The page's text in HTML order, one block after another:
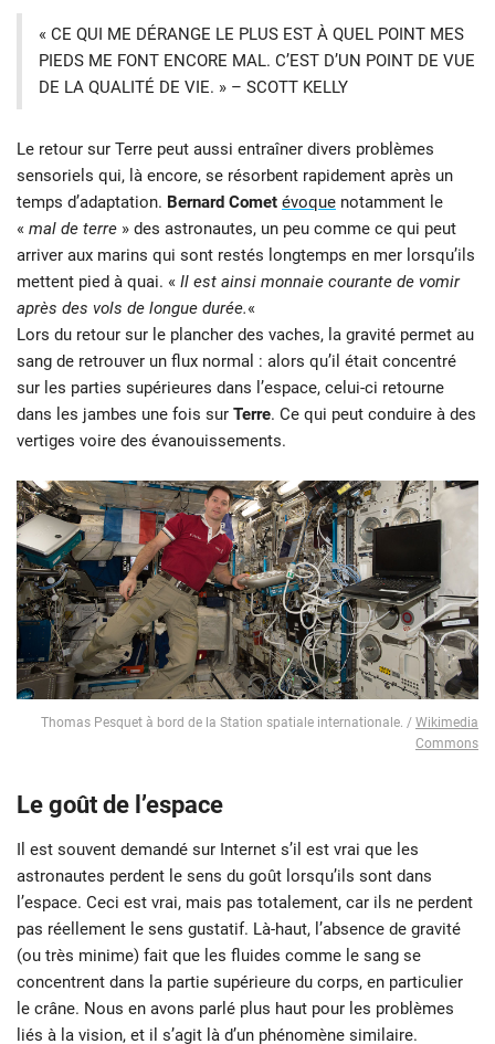
« CE QUI ME DÉRANGE LE PLUS EST À QUEL POINT MES
PIEDS ME FONT ENCORE MAL. C’EST D’UN POINT DE VUE
DE LA QUALITÉ DE VIE. » – SCOTT KELLY
Le retour sur Terre peut aussi entraîner divers problèmes
sensoriels qui, là encore, se résorbent rapidement après un
temps d’adaptation. Bernard Comet évoque notamment le
« mal de terre » des astronautes, un peu comme ce qui peut
arriver aux marins qui sont restés longtemps en mer lorsqu’ils
mettent pied à quai. « Il est ainsi monnaie courante de vomir
après des vols de longue durée.«
Lors du retour sur le plancher des vaches, la gravité permet au
sang de retrouver un flux normal : alors qu’il était concentré
sur les parties supérieures dans l’espace, celui-ci retourne
dans les jambes une fois sur Terre. Ce qui peut conduire à des
vertiges voire des évanouissements.
Thomas Pesquet à bord de la Station spatiale internationale. / Wikimedia
Commons
Le goût de l’espace
Il est souvent demandé sur Internet s’il est vrai que les
astronautes perdent le sens du goût lorsqu’ils sont dans
l’espace. Ceci est vrai, mais pas totalement, car ils ne perdent
pas réellement le sens gustatif. Là-haut, l’absence de gravité
(ou très minime) fait que les fluides comme le sang se
concentrent dans la partie supérieure du corps, en particulier
le crâne. Nous en avons parlé plus haut pour les problèmes
liés à la vision, et il s’agit là d’un phénomène similaire.